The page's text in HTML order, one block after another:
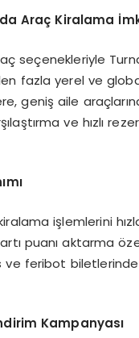
Araç Kiralama
fazla yerel ve
geniş aile
ve hızlı
işlemlerini
puanı aktarma
ve feribot
Kampanyası